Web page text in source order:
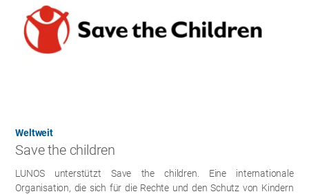
Weltweit
Save the children
LUNOS unterstützt Save the children. Eine internationale
Organisation, die sich für die Rechte und den Schutz von Kindern